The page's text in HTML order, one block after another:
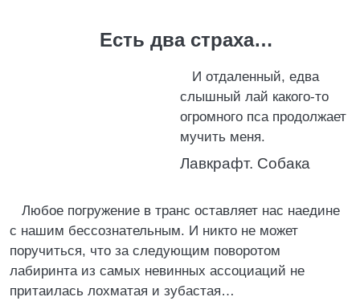
Есть два страха…
И отдаленный, едва
слышный лай какого-то
огромного пса продолжает
мучить меня.
Лавкрафт. Собака
Любое погружение в транс оставляет нас наедине
с нашим бессознательным. И никто не может
поручиться, что за следующим поворотом
лабиринта из самых невинных ассоциаций не
притаилась лохматая и зубастая…